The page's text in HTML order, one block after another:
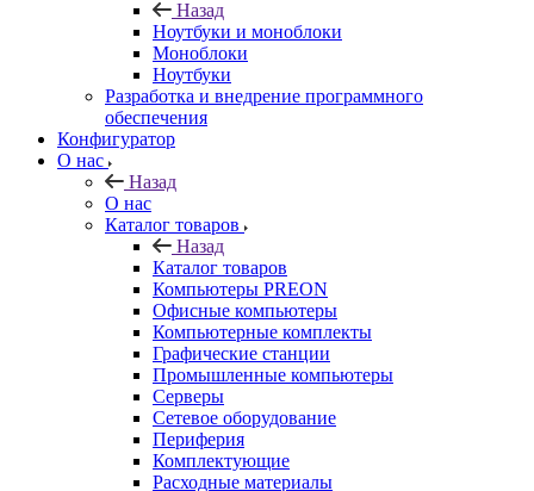
Назад
Ноутбуки и моноблоки
Моноблоки
Ноутбуки
Разработка и внедрение программного
обеспечения
Конфигуратор
О нас
Назад
О нас
Каталог товаров
Назад
Каталог товаров
Компьютеры PREON
Офисные компьютеры
Компьютерные комплекты
Графические станции
Промышленные компьютеры
Серверы
Сетевое оборудование
Периферия
Комплектующие
Расходные материалы